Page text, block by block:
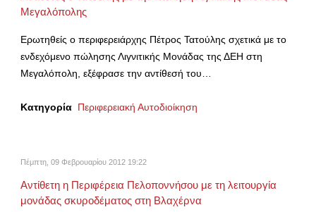
Μεγαλόπολης
Ερωτηθείς ο περιφερειάρχης Πέτρος Τατούλης σχετικά με το
ενδεχόμενο πώλησης Λιγνιτικής Μονάδας της ΔΕΗ στη
Μεγαλόπολη, εξέφρασε την αντίθεσή του…
Κατηγορία Περιφερειακή Αυτοδιοίκηση
Πέμπτη, 09 Φεβρουαρίου 2012 19:22
Αντίθετη η Περιφέρεια Πελοποννήσου με τη λειτουργία
μονάδας σκυροδέματος στη Βλαχέρνα